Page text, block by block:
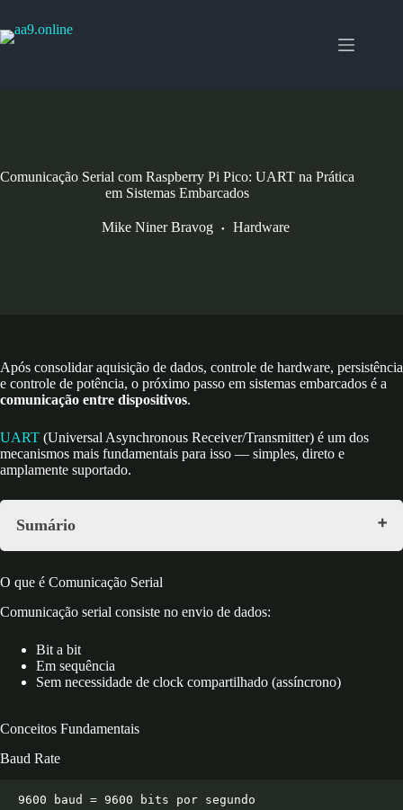
o
Comunicação Serial com Raspberry Pi Pico: UART na Prática
em Sistemas Embarcados
Mike Niner Bravog Hardware
Após consolidar aquisição de dados, controle de hardware, persistência
e controle de potência, o próximo passo em sistemas embarcados é a
comunicação entre dispositivos.
UART (Universal Asynchronous Receiver/Transmitter) é um dos
mecanismos mais fundamentais para isso — simples, direto e
amplamente suportado.
Sumário
Conceitos Fundamentais
Baud Rate
Estrutura de Frame
Inicialização
Operações Básicas
Projeto 1: Envio de Temperatura
Projeto 3: Comunicação Pico ↔ Arduino
Envio (Pico)
Pico
O que é Comunicação Serial
Comunicação serial consiste no envio de dados:
Bit a bit
Em sequência
Sem necessidade de clock compartilhado (assíncrono)
Conceitos Fundamentais
Baud Rate